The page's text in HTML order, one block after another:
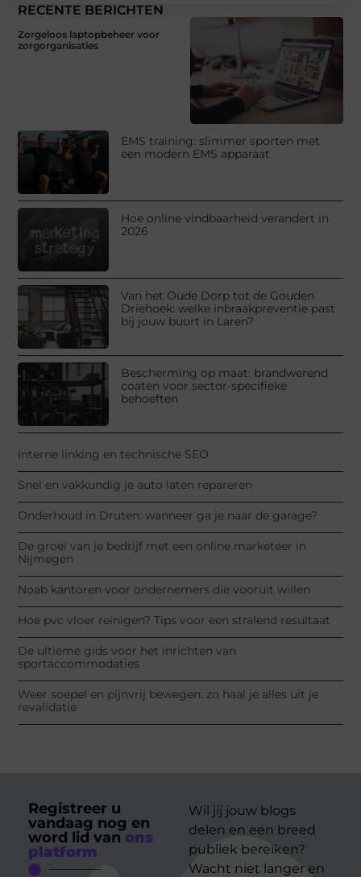
RECENTE BERICHTEN
Zorgeloos laptopbeheer voor
zorgorganisaties
EMS training: slimmer sporten met
een modern EMS apparaat
Hoe online vindbaarheid verandert in
2026
Van het Oude Dorp tot de Gouden
Driehoek: welke inbraakpreventie past
bij jouw buurt in Laren?
Bescherming op maat: brandwerend
coaten voor sector-specifieke
behoeften
Interne linking en technische SEO
Snel en vakkundig je auto laten repareren
Onderhoud in Druten: wanneer ga je naar de garage?
De groei van je bedrijf met een online marketeer in
Nijmegen
Noab kantoren voor ondernemers die vooruit willen
Hoe pvc vloer reinigen? Tips voor een stralend resultaat
De ultieme gids voor het inrichten van
sportaccommodaties
Weer soepel en pijnvrij bewegen: zo haal je alles uit je
revalidatie
Registreer u
vandaag nog en
word lid van ons
platform
Wil jij jouw blogs
delen en een breed
publiek bereiken?
Wacht niet langer en